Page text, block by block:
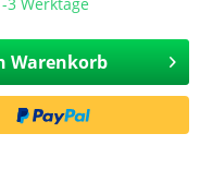
Warenkorb